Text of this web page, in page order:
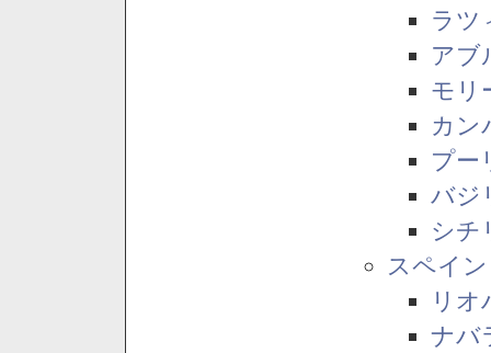
ラツ
アブ
モリ
カン
プー
バジ
シチ
スペイン
リオ
ナバ